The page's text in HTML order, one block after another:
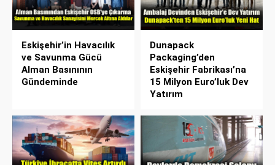
Eskişehir’in Havacılık
ve Savunma Gücü
Alman Basınının
Gündeminde
Dunapack
Packaging’den
Eskişehir Fabrikası’na
15 Milyon Euro’luk Dev
Yatırım